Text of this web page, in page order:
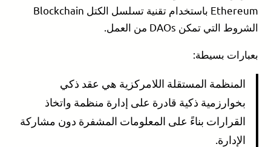
Ethereum باستخدام تقنية تسلسل الكتل Blockchain
الشروط التي تمكن DAOs من العمل.
بعبارات بسيطة:
المنظمة المستقلة اللامركزية هي عقد ذكي
بخوارزمية ذكية قادرة على إدارة منظمة واتخاذ
القرارات بناءً على المعلومات المشفرة دون مشاركة
الإدارة.